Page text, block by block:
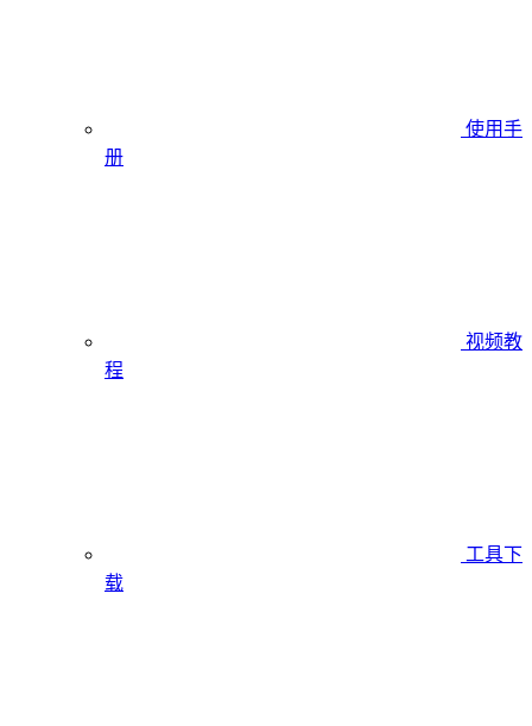
使用手
册
视频教
程
工具下
载